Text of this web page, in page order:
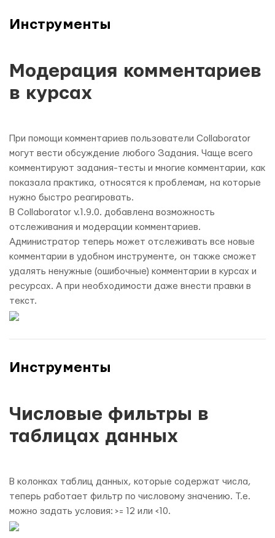
Инструменты
Модерация комментариев
в курсах
При помощи комментариев пользователи Collaborator
могут вести обсуждение любого Задания. Чаще всего
комментируют задания-тесты и многие комментарии, как
показала практика, относятся к проблемам, на которые
нужно быстро реагировать.
В Collaborator v.1.9.0. добавлена возможность
отслеживания и модерации комментариев.
Администратор теперь может отслеживать все новые
комментарии в удобном инструменте, он также сможет
удалять ненужные (ошибочные) комментарии в курсах и
ресурсах. А при необходимости даже внести правки в
текст.
Инструменты
Числовые фильтры в
таблицах данных
В колонках таблиц данных, которые содержат числа,
теперь работает фильтр по числовому значению. Т.е.
можно задать условия: >= 12 или <10.